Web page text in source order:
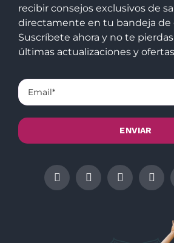
recibir consejos exclusivos de
directamente en tu bandeja de
Suscríbete ahora y no te
últimas actualizaciones y